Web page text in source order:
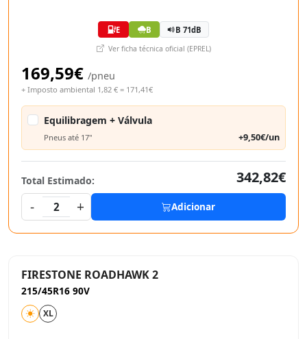
E B B 71dB
Ver ficha técnica oficial (EPREL)
169,59€ /pneu
+ Imposto ambiental 1,82 € = 171,41€
Equilibragem + Válvula
Pneus até 17" +9,50€/un
Total Estimado:
342,82€
-
2 + Adicionar
FIRESTONE ROADHAWK 2
215/45R16 90V
XL